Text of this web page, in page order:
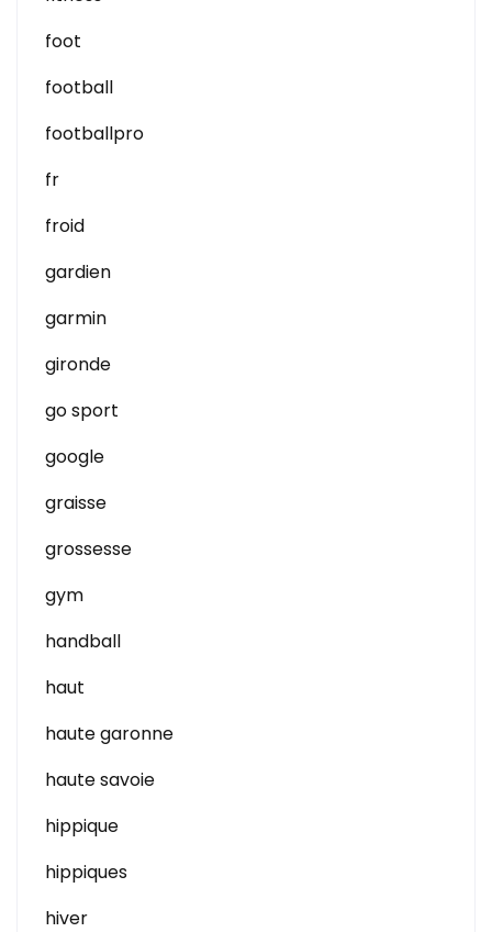
foot
football
footballpro
fr
froid
gardien
garmin
gironde
go sport
google
graisse
grossesse
gym
handball
haut
haute garonne
haute savoie
hippique
hippiques
hiver